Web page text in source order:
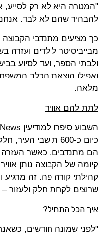
"המטרה היא לא רק לסייע,
להבהיר שהם לא לבד.
כך מציעים מתנדבי הקבוצה
מבייביסיטר לילדים ועזרה
ולבתי הספר, ועד לסיוע
ואפילו הוצאת הכלב
מלאה.
לתת להם אוויר
כיום כ-600 תושבי
הם מתנדבים, כאשר העזרה
קיומה של הקבוצה נותן
קהילתי קורה פה. זה מרגיע
שרוצים לקחת חלק ולעזור
איך הכל התחיל?
"לפני שמונה חודשים,